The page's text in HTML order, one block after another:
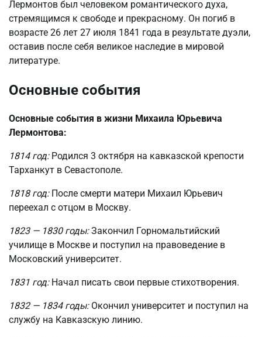
Лермонтов был человеком романтического духа,
стремящимся к свободе и прекрасному. Он погиб в
возрасте 26 лет 27 июля 1841 года в результате дуэли,
оставив после себя великое наследие в мировой
литературе.
Основные события
Основные события в жизни Михаила Юрьевича
Лермонтова:
1814 год:Родился 3 октября на кавказской крепости
Тарханкут в Севастополе.
1818 год:После смерти матери Михаил Юрьевич
переехал с отцом в Москву.
1823 — 1830 годы:Закончил Горномальтийский
училище в Москве и поступил на правоведение в
Московский университет.
1831 год:Начал писать свои первые стихотворения.
1832 — 1834 годы:Окончил университет и поступил на
службу на Кавказскую линию.